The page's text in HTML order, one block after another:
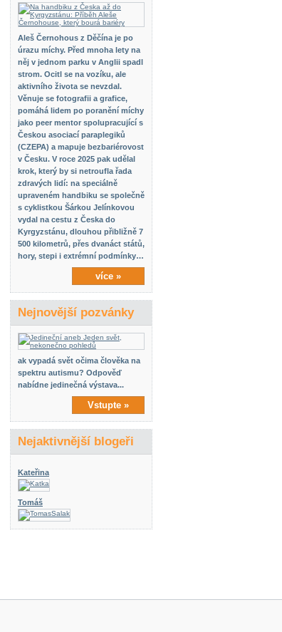
Aleš Černohous z Děčína je po
úrazu míchy. Před mnoha lety na
něj v jednom parku v Anglii spadl
strom. Ocitl se na vozíku, ale
aktivního života se nevzdal.
Věnuje se fotografii a grafice,
pomáhá lidem po poranění míchy
jako peer mentor spolupracující s
Českou asociací paraplegiků
(CZEPA) a mapuje bezbariérovost
v Česku. V roce 2025 pak udělal
krok, který by si netroufla řada
zdravých lidí: na speciálně
upraveném handbiku se společně
s cyklistkou Šárkou Jelínkovou
vydal na cestu z Česka do
Kyrgyzstánu, dlouhou přibližně 7
500 kilometrů, přes dvanáct států,
hory, stepi i extrémní podmínky…
více »
Nejnovější pozvánky
ak vypadá svět očima člověka na
spektru autismu? Odpověď
nabídne jedinečná výstava...
Vstupte »
Nejaktivnější blogeři
Kateřina
Tomáš